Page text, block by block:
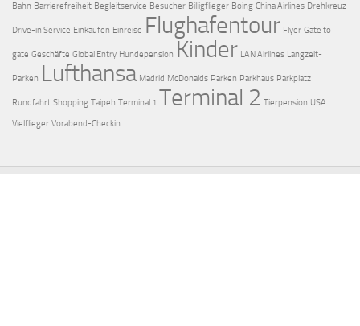
Bahn Barrierefreiheit Begleitservice Besucher Billigflieger Boing China Airlines Drehkreuz
Drive-in Service Einkaufen Einreise Flughafentour Flyer Gate to
gate Geschäfte Global Entry Hundepension Kinder LAN Airlines Langzeit-
Parken Lufthansa Madrid McDonalds Parken Parkhaus Parkplatz
Rundfahrt Shopping Taipeh Terminal 1 Terminal 2 Tierpension USA
Vielflieger Vorabend-Checkin